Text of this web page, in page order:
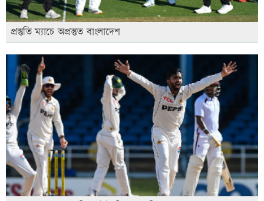
প্রস্তুতি ম্যাচে অপ্রস্তুত বাংলাদেশ